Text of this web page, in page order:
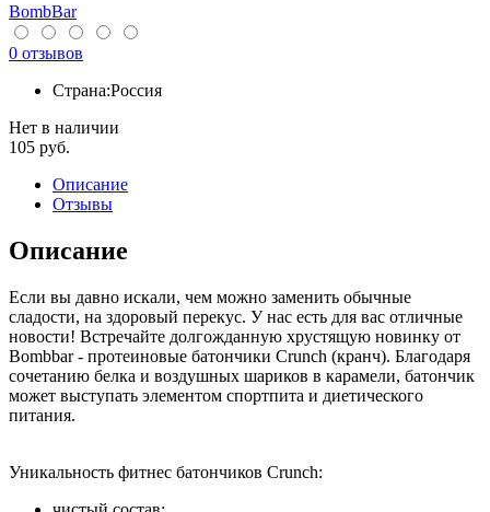
BombBar
0 отзывов
Страна:Россия
Нет в наличии
105 руб.
Описание
Отзывы
Описание
Если вы давно искали, чем можно заменить обычные
сладости, на здоровый перекус. У нас есть для вас отличные
новости! Встречайте долгожданную хрустящую новинку от
Bombbar - протеиновые батончики Crunch (кранч). Благодаря
сочетанию белка и воздушных шариков в карамели, батончик
может выступать элементом спортпита и диетического
питания.
Уникальность фитнес батончиков Crunch: